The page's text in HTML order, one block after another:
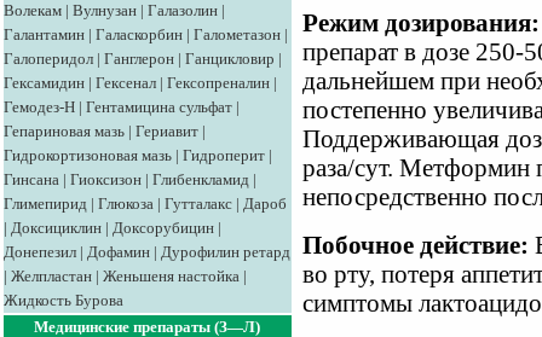
Волекам | Вулнузан | Галазолин |
Галантамин | Галаскорбин | Галометазон |
Галоперидол | Ганглерон | Ганцикловир |
Гексамидин | Гексенал | Гексопреналин |
Гемодез-Н | Гентамицина сульфат |
Гепариновая мазь | Гериавит |
Гидрокортизоновая мазь | Гидроперит |
Гинсана | Гиоксизон | Глибенкламид |
Глимепирид | Глюкоза | Гутталакс | Дароб
| Доксициклин | Доксорубицин |
Донепезил | Дофамин | Дурофилин ретард
| Желпластан | Женьшеня настойка |
Жидкость Бурова
Медицинские препараты (З—Л)
Режим дозирования:
препарат в дозе 250-
дальнейшем при
постепенно
Поддерживающая
раза/сут. Метформин
непосредственно
Побочное действие:
во рту, потеря
симптомы